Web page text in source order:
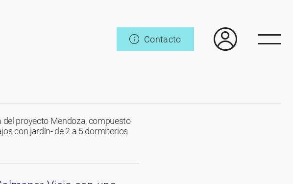
Contacto
proyecto Mendoza, compuesto
con jardín- de 2 a 5 dormitorios